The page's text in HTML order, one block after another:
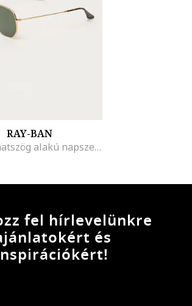
RAY-BAN
Uniszex hatszög alakú napszemüveg
fel hírlevelünkre
és